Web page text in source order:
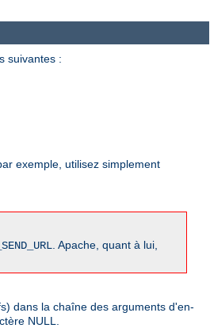
suivantes :
exemple, utilisez simplement
. Apache, quant à lui,
dans la chaîne des arguments d'en-
NULL.